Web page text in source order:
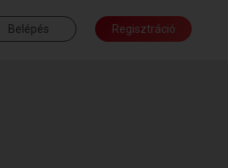
Belépés Regisztráció